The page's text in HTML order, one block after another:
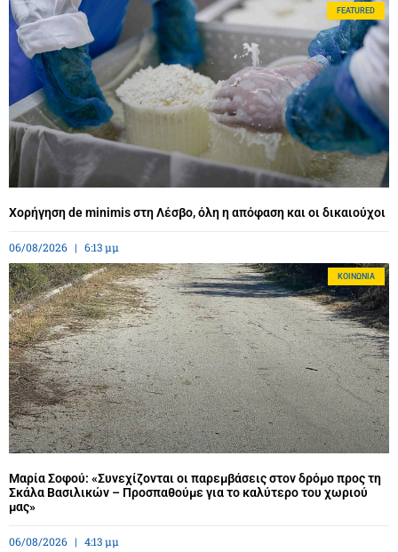
FEATURED
Χορήγηση de minimis στη Λέσβο, όλη η απόφαση και οι δικαιούχοι
06/08/2026 6:13 μμ
ΚΟΙΝΩΝΊΑ
Μαρία Σοφού: «Συνεχίζονται οι παρεμβάσεις στον δρόμο προς τη
Σκάλα Βασιλικών – Προσπαθούμε για το καλύτερο του χωριού
μας»
06/08/2026 4:13 μμ